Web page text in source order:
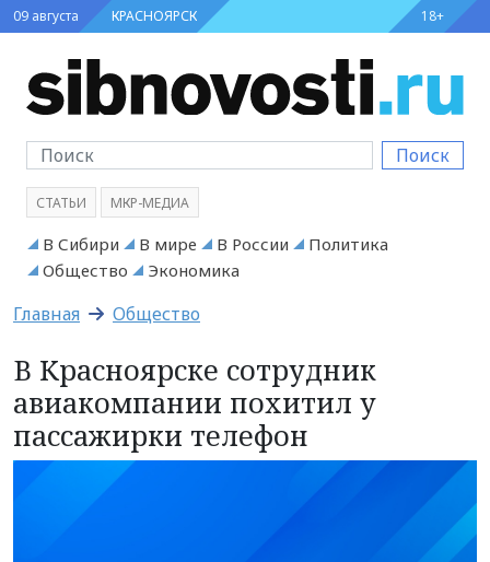
09 августа КРАСНОЯРСК 18+
Поиск
СТАТЬИ МКР-МЕДИА
В Сибири В мире В России
Политика
Общество
Экономика
Главная Общество
В Красноярске сотрудник
авиакомпании похитил у
пассажирки телефон